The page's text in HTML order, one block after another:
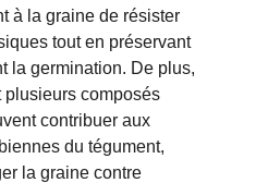
à la graine de résister
tout en préservant
la germination. De plus,
plusieurs composés
contribuer aux
du tégument,
la graine contre